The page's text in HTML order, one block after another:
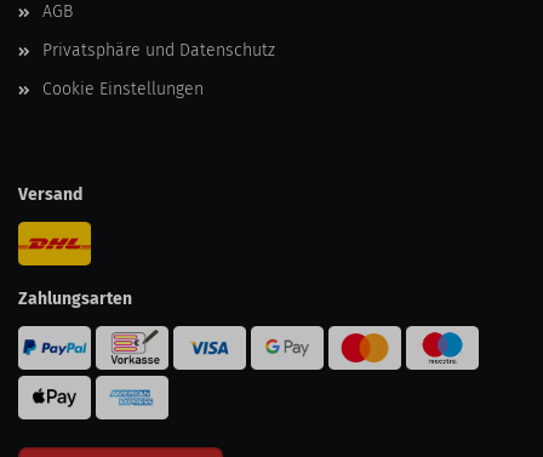
AGB
Privatsphäre und Datenschutz
Cookie Einstellungen
Versand
Zahlungsarten